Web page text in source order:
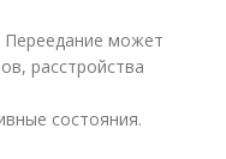
может
расстройства
состояния.